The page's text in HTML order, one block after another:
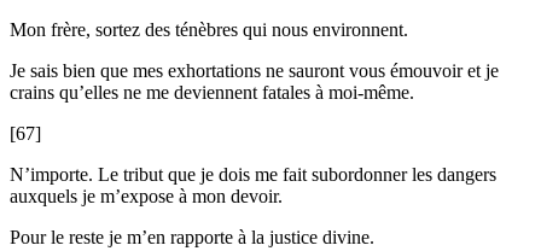
Mon frère, sortez des ténèbres qui nous environnent.
Je sais bien que mes exhortations ne sauront vous émouvoir et je
crains qu’elles ne me deviennent fatales à moi-même.
[67]
N’importe. Le tribut que je dois me fait subordonner les dangers
auxquels je m’expose à mon devoir.
Pour le reste je m’en rapporte à la justice divine.